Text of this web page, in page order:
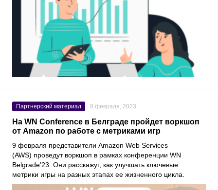
Партнерский материал 8 февраля, 2023
На WN Conference в Белграде пройдет воркшоп
от Amazon по работе с метриками игр
9 февраля представители Amazon Web Services
(AWS) проведут воркшоп в рамках конференции WN
Belgrade’23 . Они расскажут, как улучшать ключевые
метрики игры на разных этапах ее жизненного цикла.